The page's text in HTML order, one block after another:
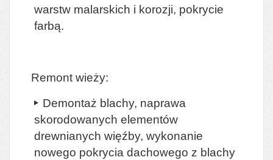
warstw malarskich i korozji, pokrycie
farbą.
Remont wieży:
Demontaż blachy, naprawa
skorodowanych elementów
drewnianych więźby, wykonanie
nowego pokrycia dachowego z blachy